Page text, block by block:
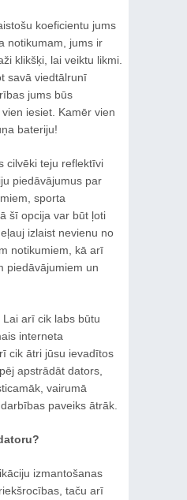
koeficientu jums
notikumam, jums ir
klikšķi, lai veiktu likmi.
savā viedtālrunī
jums būs
iesiet. Kamēr vien
bateriju!
cilvēki teju reflektīvi
piedāvājumus par
sporta
šī opcija var būt ļoti
izlaist nevienu no
notikumiem, kā arī
piedāvājumiem un
arī cik labs būtu
interneta
cik ātri jūsu ievadītos
apstrādāt dators,
vairumā
paveiks ātrāk.
izmantošanas
taču arī